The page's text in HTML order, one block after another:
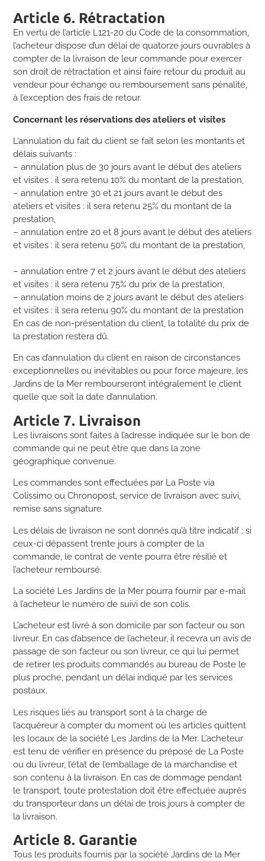
Article 6. Rétractation
En vertu de l’article L121-20 du Code de la consommation,
l’acheteur dispose d’un délai de quatorze jours ouvrables à
compter de la livraison de leur commande pour exercer
son droit de rétractation et ainsi faire retour du produit au
vendeur pour échange ou remboursement sans pénalité,
à l’exception des frais de retour.
Concernant les réservations des ateliers et visites
L’annulation du fait du client se fait selon les montants et
délais suivants :
– annulation plus de 30 jours avant le début des ateliers
et visites : il sera retenu 10% du montant de la prestation,
– annulation entre 30 et 21 jours avant le début des
ateliers et visites : il sera retenu 25% du montant de la
prestation,
– annulation entre 20 et 8 jours avant le début des ateliers
et visites : il sera retenu 50% du montant de la prestation,
– annulation entre 7 et 2 jours avant le début des ateliers
et visites : il sera retenu 75% du prix de la prestation,
– annulation moins de 2 jours avant le début des ateliers
et visites : il sera retenu 90% du montant de la prestation
En cas de non-présentation du client, la totalité du prix de
la prestation restera dû.
En cas d’annulation du client en raison de circonstances
exceptionnelles ou inévitables ou pour force majeure, les
Jardins de la Mer rembourseront intégralement le client
quelle que soit la date d’annulation.
Article 7. Livraison
Les livraisons sont faites à l’adresse indiquée sur le bon de
commande qui ne peut être que dans la zone
géographique convenue.
Les commandes sont effectuées par La Poste via
Colissimo ou Chronopost, service de livraison avec suivi,
remise sans signature.
Les délais de livraison ne sont donnés qu’à titre indicatif ; si
ceux-ci dépassent trente jours à compter de la
commande, le contrat de vente pourra être résilié et
l’acheteur remboursé.
La société Les Jardins de la Mer pourra fournir par e-mail
à l’acheteur le numéro de suivi de son colis.
L’acheteur est livré à son domicile par son facteur ou son
livreur. En cas d’absence de l’acheteur, il recevra un avis de
passage de son facteur ou son livreur, ce qui lui permet
de retirer les produits commandés au bureau de Poste le
plus proche, pendant un délai indiqué par les services
postaux.
Les risques liés au transport sont à la charge de
l’acquéreur à compter du moment où les articles quittent
les locaux de la société Les Jardins de la Mer. L’acheteur
est tenu de vérifier en présence du préposé de La Poste
ou du livreur, l’état de l’emballage de la marchandise et
son contenu à la livraison. En cas de dommage pendant
le transport, toute protestation doit être effectuée auprès
du transporteur dans un délai de trois jours à compter de
la livraison.
Article 8. Garantie
Tous les produits fournis par la société Jardins de la Mer